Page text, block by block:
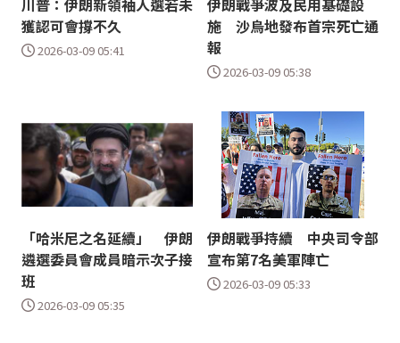
川普：伊朗新領袖人選若未
獲認可會撐不久
2026-03-09 05:41
伊朗戰爭波及民用基礎設
施 沙烏地發布首宗死亡通
報
2026-03-09 05:38
「哈米尼之名延續」 伊朗
遴選委員會成員暗示次子接
班
2026-03-09 05:35
伊朗戰爭持續 中央司令部
宣布第7名美軍陣亡
2026-03-09 05:33